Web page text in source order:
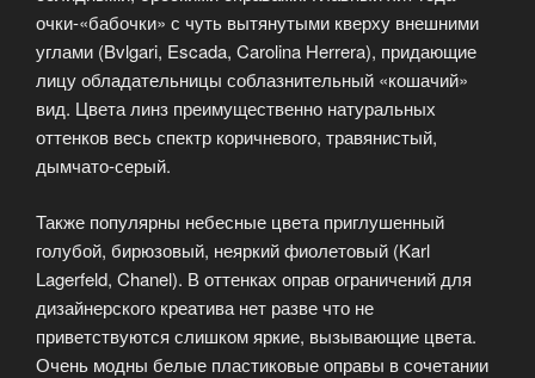
очки-«бабочки» с чуть вытянутыми кверху внешними
углами (Bvlgari, Escada, Carolina Herrera), придающие
лицу обладательницы соблазнительный «кошачий»
вид. Цвета линз преимущественно натуральных
оттенков весь спектр коричневого, травянистый,
дымчато-серый.
Также популярны небесные цвета приглушенный
голубой, бирюзовый, неяркий фиолетовый (Karl
Lagerfeld, Chanel). В оттенках оправ ограничений для
дизайнерского креатива нет разве что не
приветствуются слишком яркие, вызывающие цвета.
Очень модны белые пластиковые оправы в сочетании